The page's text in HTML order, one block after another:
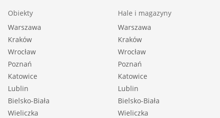
Obiekty
Warszawa
Kraków
Wrocław
Poznań
Katowice
Lublin
Bielsko-Biała
Wieliczka
Hale i magazyny
Warszawa
Kraków
Wrocław
Poznań
Katowice
Lublin
Bielsko-Biała
Wieliczka